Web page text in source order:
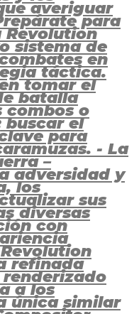
averiguar
para
Revolution
sistema de
en
táctica.
tomar el
batalla
o
buscar el
para
- La
–
adversidad y
los
sus
diversas
con
refinada
a los
única similar